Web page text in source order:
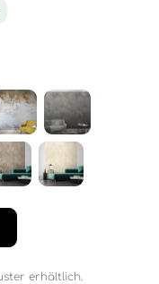
erhältlich.